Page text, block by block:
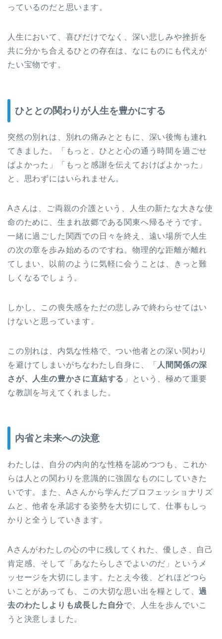
っているのだと思います。
人生において、喜びだけでなく、深い悲しみや挫折を
共に分かち合えるひとの存在は、なにものにも代えが
たい宝物です。
ひととの関わりが人生を豊かにする
突然の別れは、別れの痛みとともに、深い後悔も連れ
てきました。「もっと、ひとと心の通う時間を過ごせ
ばよかった」「もっと感謝を伝えておけばよかった」
と、思わずにはいられません。
Aさんは、ご両親の介護という、人生の新たな大きな使
命のために、生まれ故郷である関東へ帰るそうです。
一緒に過ごした関西での日々を終え、遠い場所で人生
の次の章を歩み始めるのですね。物理的な距離が離れ
てしまい、以前のように気軽に会うことは、きっと難
しくなるでしょう。
しかし、この喪失感をただの悲しみで終わらせてはい
けないと思っています。
この別れは、内気な性格で、つい他者との深い関わり
を避けてしまいがちなわたし自身に、「 人間関係の深
さが、人生の豊かさに直結する 」という、極めて重要
な教訓を与えてくれました。
内省と未来への決意
わたしは、自分の内向的な性格を認めつつも、これか
らは人との関わりを意識的に強固なものにしていきた
いです。また、Aさんから学んだプロフェッショナリズ
ムと、他者を承認する姿勢を大切にして、仕事もしっ
かりと全うしていきます。
Aさんがわたしの心の中に残してくれた、優しさ、自己
肯定感、そして「あなたらしさでよいのだ」というメ
ッセージを大切にします。たとえ今後、どれほどつら
いことがあっても、この大切な思い出を糧として、過
去のわたしよりも成長した自分で、人生を歩んでいこ
うと決意しました。